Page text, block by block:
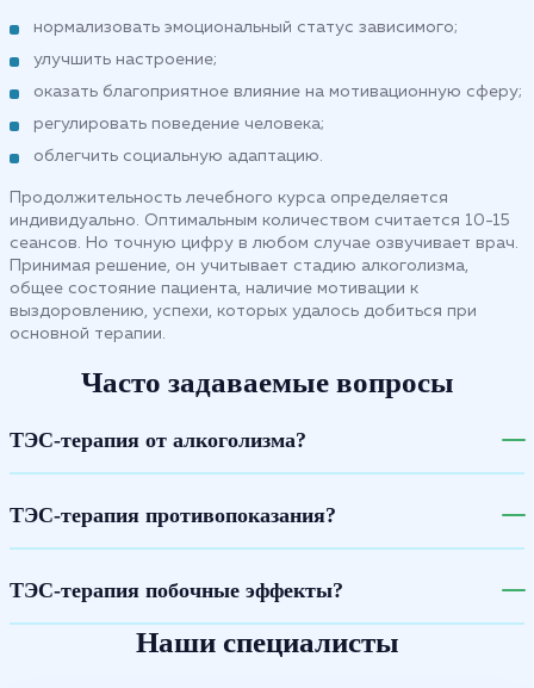
нормализовать эмоциональный статус зависимого;
улучшить настроение;
оказать благоприятное влияние на мотивационную сферу;
регулировать поведение человека;
облегчить социальную адаптацию.
Продолжительность лечебного курса определяется
индивидуально. Оптимальным количеством считается 10-15
сеансов. Но точную цифру в любом случае озвучивает врач.
Принимая решение, он учитывает стадию алкоголизма,
общее состояние пациента, наличие мотивации к
выздоровлению, успехи, которых удалось добиться при
основной терапии.
Часто задаваемые вопросы
ТЭС-терапия от алкоголизма?
ТЭС-терапия противопоказания?
ТЭС-терапия побочные эффекты?
Наши специалисты